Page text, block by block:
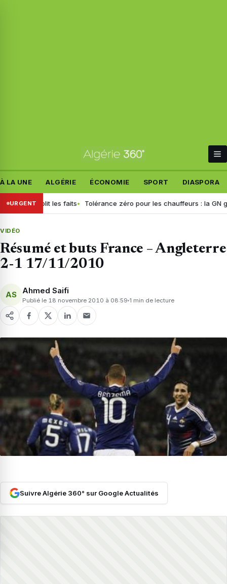
À LA UNE ALGÉRIE ÉCONOMIE SPORT DIASPORA
URGENT
rétablit les faits Tolérance zéro pour les chauffeurs : la GN
VIDÉO
Résumé et buts France – Angleterre
2-1 17/11/2010
AS Ahmed Saifi
Publié le 18 novembre 2010 à 08:59 1 min de lecture
Suivre Algérie 360° sur Google Actualités